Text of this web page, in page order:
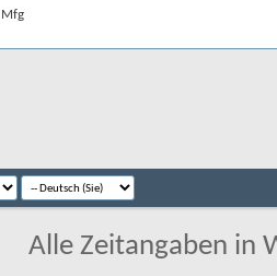
Mfg
Alle Zeitangaben in